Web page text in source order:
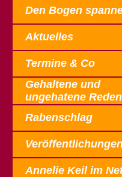
Den Bogen
Aktuelles
Termine & Co
Gehaltene und
ungehatene Reden
Rabenschlag
Annelie Keil im